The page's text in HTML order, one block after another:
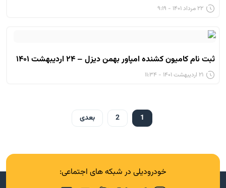
۲۲ مرداد ۱۴۰۱ - ۹:۱۹
ثبت نام کامیون کشنده امپاور بهمن دیزل – ۲۴ اردیبهشت ۱۴۰۱
۲۱ اردیبهشت ۱۴۰۱ - ۱۱:۳۴
1
2 بعدی
خودرودیلی در شبکه های اجتماعی: